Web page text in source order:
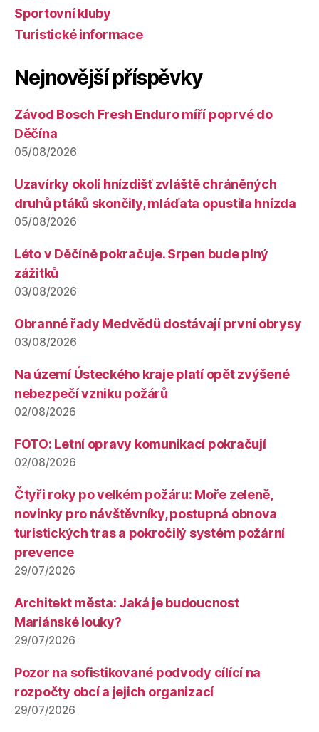
Sportovní kluby
Turistické informace
Nejnovější příspěvky
Závod Bosch Fresh Enduro míří poprvé do
Děčína
05/08/2026
Uzavírky okolí hnízdišť zvláště chráněných
druhů ptáků skončily, mláďata opustila hnízda
05/08/2026
Léto v Děčíně pokračuje. Srpen bude plný
zážitků
03/08/2026
Obranné řady Medvědů dostávají první obrysy
03/08/2026
Na území Ústeckého kraje platí opět zvýšené
nebezpečí vzniku požárů
02/08/2026
FOTO: Letní opravy komunikací pokračují
02/08/2026
Čtyři roky po velkém požáru: Moře zeleně,
novinky pro návštěvníky, postupná obnova
turistických tras a pokročilý systém požární
prevence
29/07/2026
Architekt města: Jaká je budoucnost
Mariánské louky?
29/07/2026
Pozor na sofistikované podvody cílící na
rozpočty obcí a jejich organizací
29/07/2026